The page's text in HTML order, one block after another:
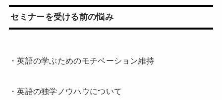
セミナーを受ける前の悩み
・英語の学ぶためのモチベーション維持
・英語の独学ノウハウについて